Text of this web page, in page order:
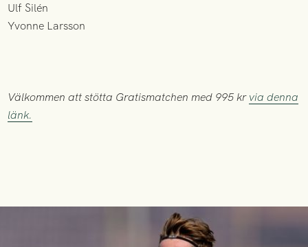
Ulf Silén
Yvonne Larsson
Välkommen att stötta Gratismatchen med 995 krvia denna
länk.